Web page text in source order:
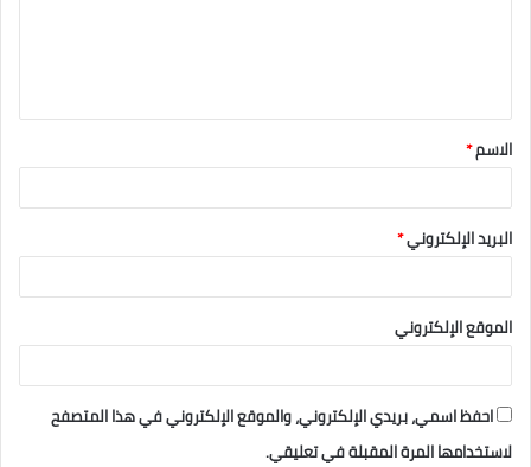
الاسم*
البريد الإلكتروني*
الموقع الإلكتروني
احفظ اسمي، بريدي الإلكتروني، والموقع الإلكتروني في هذا المتصفح
لاستخدامها المرة المقبلة في تعليقي.